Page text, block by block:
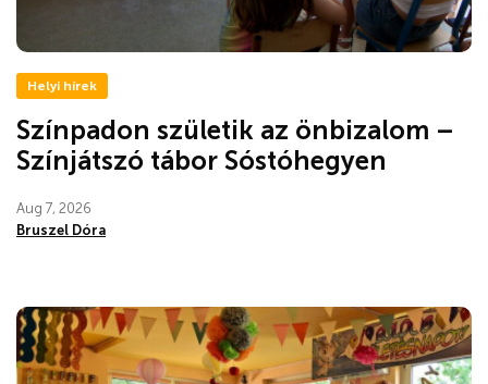
Helyi hírek
Színpadon születik az önbizalom –
Színjátszó tábor Sóstóhegyen
Aug 7, 2026
Bruszel Dóra